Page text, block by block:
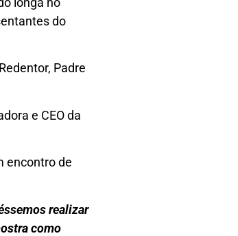
do
Padre
e CEO da
encontro de
realizar
como